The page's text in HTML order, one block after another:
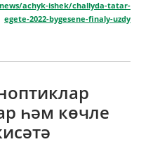
achyk-ishek/challyda-tatar-
egete-2022-bygesene-finaly-uzdy
һәм көчле